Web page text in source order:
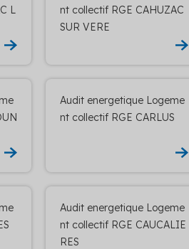
L
nt collectif RGE CAHUZAC
SUR VERE
Audit energetique Logeme
nt collectif RGE CARLUS
Audit energetique Logeme
nt collectif RGE CAUCALIE
RES